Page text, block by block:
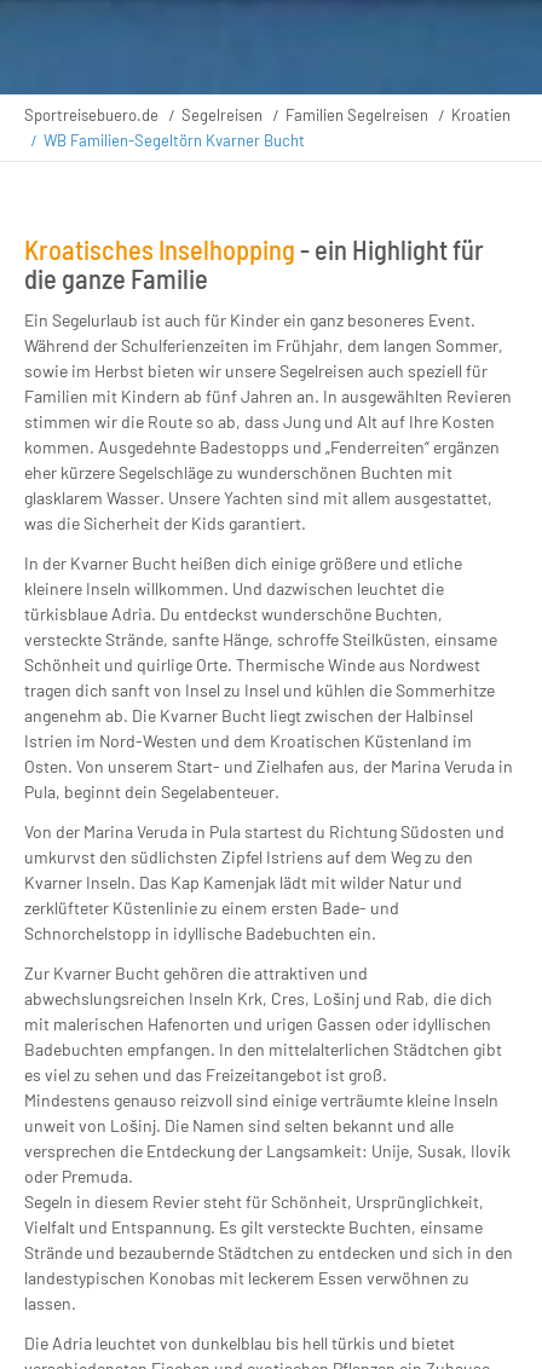
Sportreisebuero.de Segelreisen Familien Segelreisen
Kroatien
WB Familien-Segeltörn Kvarner Bucht
Kroatisches Inselhopping- ein Highlight für
die ganze Familie
Ein Segelurlaub ist auch für Kinder ein ganz besoneres Event.
Während der Schulferienzeiten im Frühjahr, dem langen Sommer,
sowie im Herbst bieten wir unsere Segelreisen auch speziell für
Familien mit Kindern ab fünf Jahren an. In ausgewählten Revieren
stimmen wir die Route so ab, dass Jung und Alt auf Ihre Kosten
kommen. Ausgedehnte Badestopps und „Fenderreiten“ ergänzen
eher kürzere Segelschläge zu wunderschönen Buchten mit
glasklarem Wasser. Unsere Yachten sind mit allem ausgestattet,
was die Sicherheit der Kids garantiert.
In der Kvarner Bucht heißen dich einige größere und etliche
kleinere Inseln willkommen. Und dazwischen leuchtet die
türkisblaue Adria. Du entdeckst wunderschöne Buchten,
versteckte Strände, sanfte Hänge, schroffe Steilküsten, einsame
Schönheit und quirlige Orte. Thermische Winde aus Nordwest
tragen dich sanft von Insel zu Insel und kühlen die Sommerhitze
angenehm ab. Die Kvarner Bucht liegt zwischen der Halbinsel
Istrien im Nord-Westen und dem Kroatischen Küstenland im
Osten. Von unserem Start- und Zielhafen aus, der Marina Veruda in
Pula, beginnt dein Segelabenteuer.
Von der Marina Veruda in Pula startest du Richtung Südosten und
umkurvst den südlichsten Zipfel Istriens auf dem Weg zu den
Kvarner Inseln. Das Kap Kamenjak lädt mit wilder Natur und
zerklüfteter Küstenlinie zu einem ersten Bade- und
Schnorchelstopp in idyllische Badebuchten ein.
Zur Kvarner Bucht gehören die attraktiven und
abwechslungsreichen Inseln Krk, Cres, Lošinj und Rab, die dich
mit malerischen Hafenorten und urigen Gassen oder idyllischen
Badebuchten empfangen. In den mittelalterlichen Städtchen gibt
es viel zu sehen und das Freizeitangebot ist groß.
Mindestens genauso reizvoll sind einige verträumte kleine Inseln
unweit von Lošinj. Die Namen sind selten bekannt und alle
versprechen die Entdeckung der Langsamkeit: Unije, Susak, Ilovik
oder Premuda.
Segeln in diesem Revier steht für Schönheit, Ursprünglichkeit,
Vielfalt und Entspannung. Es gilt versteckte Buchten, einsame
Strände und bezaubernde Städtchen zu entdecken und sich in den
landestypischen Konobas mit leckerem Essen verwöhnen zu
lassen.
Die Adria leuchtet von dunkelblau bis hell türkis und bietet